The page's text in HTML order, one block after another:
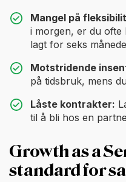
Mangel på
i morgen, er du ofte
lagt for seks
Motstridende
på tidsbruk, mens
Låste kontrakter:
til å bli hos en
Growth as a
standard for